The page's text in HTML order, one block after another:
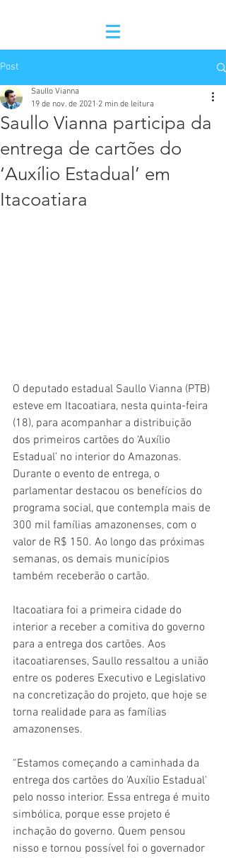
Post
Saullo Vianna participa da
entrega de cartões do
‘Auxílio Estadual’ em
Itacoatiara
Saullo Vianna
19 de nov. de 2021 2 min de leitura
O deputado estadual Saullo Vianna (PTB)
esteve em Itacoatiara, nesta quinta-feira
(18), para acompanhar a distribuição
dos primeiros cartões do ‘Auxílio
Estadual’ no interior do Amazonas.
Durante o evento de entrega, o
parlamentar destacou os benefícios do
programa social, que contempla mais de
300 mil famílias amazonenses, com o
valor de R$ 150. Ao longo das próximas
semanas, os demais municípios
também receberão o cartão.
Itacoatiara foi a primeira cidade do
interior a receber a comitiva do governo
para a entrega dos cartões. Aos
itacoatiarenses, Saullo ressaltou a união
entre os poderes Executivo e Legislativo
na concretização do projeto, que hoje se
torna realidade para as famílias
amazonenses.
“Estamos começando a caminhada da
entrega dos cartões do 'Auxílio Estadual'
pelo nosso interior. Essa entrega é muito
simbólica, porque esse projeto é
inchação do governo. Quem pensou
nisso e tornou possível foi o governador